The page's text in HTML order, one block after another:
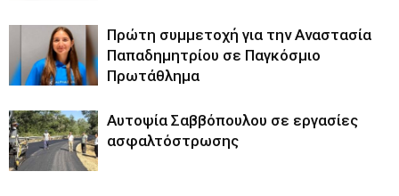
Πρώτη συμμετοχή για την Αναστασία
Παπαδημητρίου σε Παγκόσμιο
Πρωτάθλημα
Αυτοψία Σαββόπουλου σε εργασίες
ασφαλτόστρωσης